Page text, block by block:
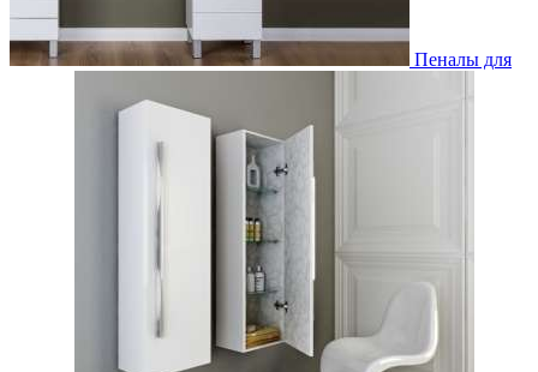
Пеналы для